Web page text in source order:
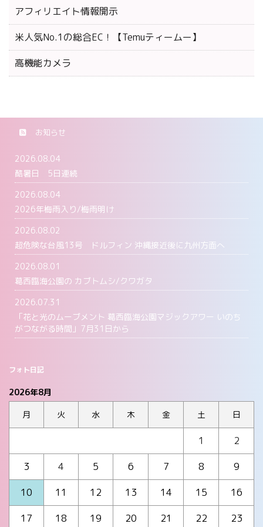
アフィリエイト情報開示
米人気No.1の総合EC！【Temuティームー】
高機能カメラ
お知らせ
2026.08.04
酷暑日 5日連続
2026.08.04
2026年梅雨入り/梅雨明け
2026.08.02
超危険な台風13号 ドルフィン 沖縄接近後に九州方面へ
2026.08.01
葛西臨海公園の カブトムシ/クワガタ
2026.07.31
「花と光のムーブメント 葛西臨海公園マジックアワー いのち
がつながる時間」7月31日から
フォト日記
2026年8月
月
火 水 木 金 土 日
1
2
3
4 5 6 7 8
9
10
11 12 13 14 15
16
17
18 19 20 21 22 23